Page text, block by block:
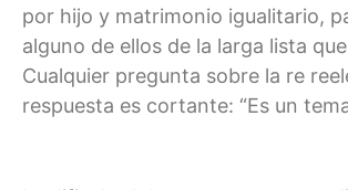
por hijo y matrimonio igualitario,
alguno de ellos de la larga lista
Cualquier pregunta sobre la re
respuesta es cortante: “Es un